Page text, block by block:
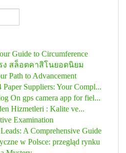
Guide to Circumference
รง สล็อตคาสิโนยอดนิยม
Path to Advancement
Suppliers: Your Compl...
On gps camera app for fiel...
Hizmetleri : Kalite ve...
Examination
A Comprehensive Guide
w Polsce: przegląd rynku